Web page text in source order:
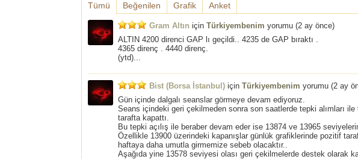
Tümü Beğenilen Grafik Anket
Gram Altın için Türkiyembenim yorumu (2 ay önce)
ALTIN 4200 direnci GAP lı geçildi.. 4235 de GAP bıraktı .
4365 direnç . 4440 direnç.
(ytd)...
Bist (Borsa İstanbul) için Türkiyembenim yorumu (2 ay
Gün içinde dalgalı seanslar görmeye devam ediyoruz.
Seans içindeki geri çekilmeden sonra son saatlerde tepki alımları
tarafta kapattı.
Bu tepki açılış ile beraber devam eder ise 13874 ve 13965
Özellikle 13900 üzerindeki kapanışlar günlük grafiklerinde pozitif
haftaya daha umutla girmemize sebeb olacaktır..
Aşağıda yine 13578 seviyesi olası geri çekilmelerde destek olarak